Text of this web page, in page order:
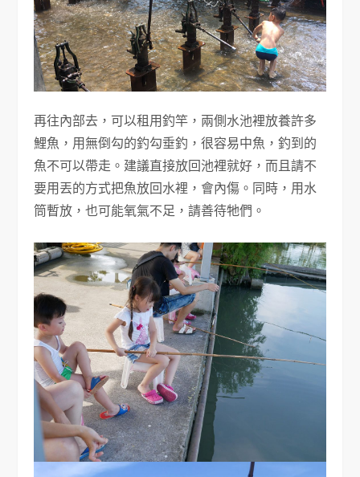
再往內部去，可以租用釣竿，兩側水池裡放養許多
鯉魚，用無倒勾的釣勾垂釣，很容易中魚，釣到的
魚不可以帶走。建議直接放回池裡就好，而且請不
要用丟的方式把魚放回水裡，會內傷。同時，用水
筒暫放，也可能氧氣不足，請善待牠們。